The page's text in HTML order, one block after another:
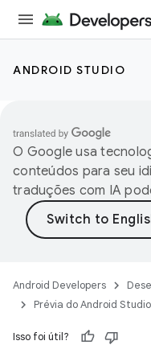
ANDROID STUDIO
O Google usa
conteúdos para seu
traduções com IA
Android Developers
Prévia do Android Studio
Isso foi útil?